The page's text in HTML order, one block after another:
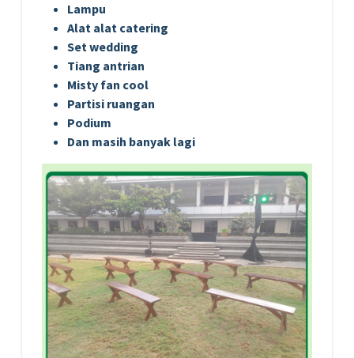
Lampu
Alat alat catering
Set wedding
Tiang antrian
Misty fan cool
Partisi ruangan
Podium
Dan masih banyak lagi